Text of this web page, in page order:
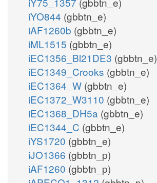
iYO844 (gbbtn_e)
iAF1260b (gbbtn_e)
iML1515 (gbbtn_e)
iEC1356_Bl21DE3 (gbbtn_e)
iEC1349_Crooks (gbbtn_e)
iEC1364_W (gbbtn_e)
iEC1372_W3110 (gbbtn_e)
iEC1368_DH5a (gbbtn_e)
iEC1344_C (gbbtn_e)
iYS1720 (gbbtn_e)
iJO1366 (gbbtn_p)
iAF1260 (gbbtn_p)